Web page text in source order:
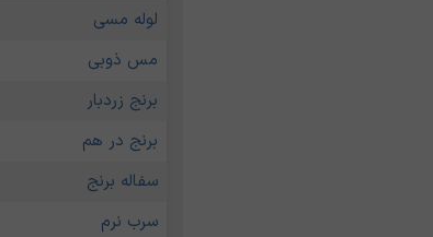
لوله مسی
مس ذوبی
برنج زردبار
برنج در هم
سفاله برنج
سرب نرم